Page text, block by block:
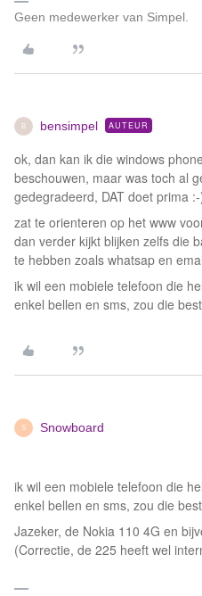
Geen medewerker van Simpel.
B bensimpel AUTEUR
ok, dan kan ik die windows
beschouwen, maar was toch al
gedegradeerd, DAT doet prima
zat te orienteren op het www
dan verder kijkt blijken zelfs die
te hebben zoals whatsap en
ik wil een mobiele telefoon die
enkel bellen en sms, zou die
S Snowboard
ik wil een mobiele telefoon die
enkel bellen en sms, zou die
Jazeker, de Nokia 110 4G en
(Correctie, de 225 heeft wel